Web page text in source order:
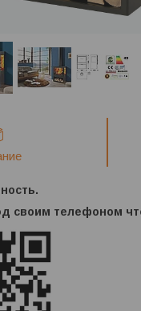
своим телефоном